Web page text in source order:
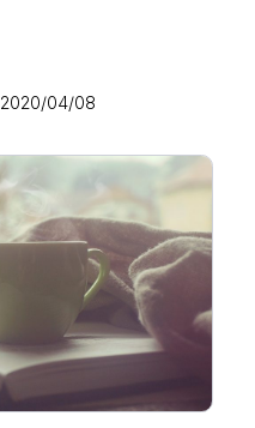
2020/04/08